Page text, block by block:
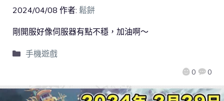
2024/04/08 作者: 鬆餅
0 0
剛開服好像伺服器有點不穩，加油啊～
手機遊戲